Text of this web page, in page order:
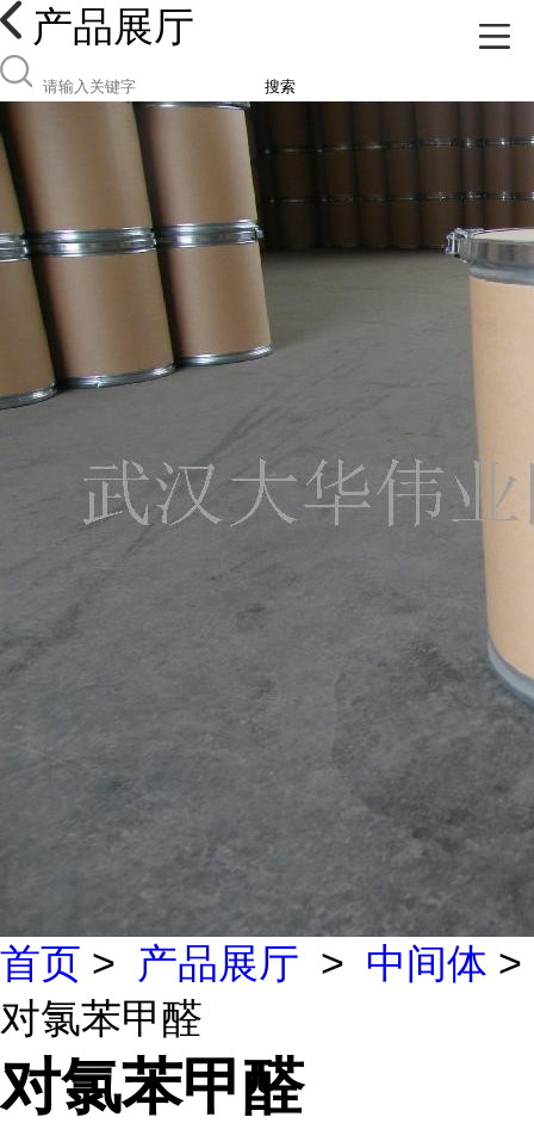
产品展厅
搜索
首页 > 产品展厅 > 中间体 >
对氯苯甲醛
对氯苯甲醛